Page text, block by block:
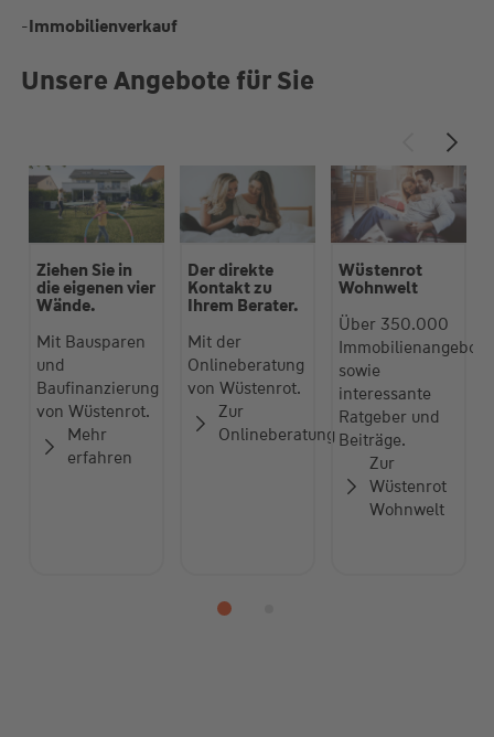
-Immobilienverkauf
Unsere Angebote für Sie
Ziehen Sie in
die eigenen vier
Wände.
Mit Bausparen
und
Baufinanzierung
von Wüstenrot.
Mehr
erfahren
Der direkte
Kontakt zu
Ihrem Berater.
Mit der
Onlineberatung
von Wüstenrot.
Zur
Onlineberatung
Wüstenrot
Wohnwelt
Über 350.000
Immobilienangebote
sowie
interessante
Ratgeber und
Beiträge.
Zur
Wüstenrot
Wohnwelt